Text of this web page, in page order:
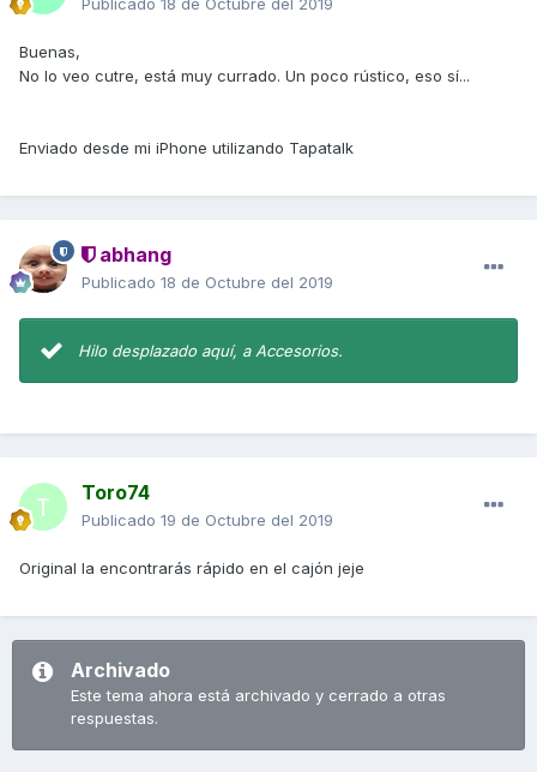
Publicado 18 de Octubre del 2019
Buenas,
No lo veo cutre, está muy currado. Un poco rústico, eso sí...
Enviado desde mi iPhone utilizando Tapatalk
abhang
Publicado 18 de Octubre del 2019
Hilo desplazado aquí, a Accesorios.
Toro74
Publicado 19 de Octubre del 2019
Original la encontrarás rápido en el cajón jeje
Archivado
Este tema ahora está archivado y cerrado a otras
respuestas.